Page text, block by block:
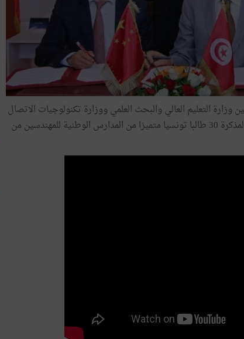
التعليم العالي والبحث العلمي ووزارة تكنولوجيات الاتصال
والاقتصاد الرقمي وشركة "هواوي" الصينية. وستمكنّ هذه المذكرة 30 طالبا تونسيا متميزا من المدارس الوطنية للمهندسين من